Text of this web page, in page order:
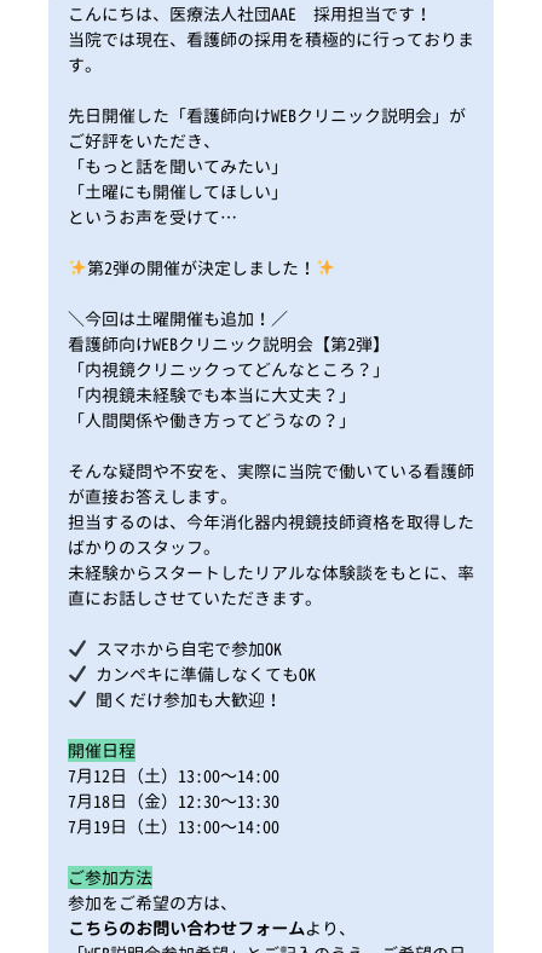
こんにちは、医療法人社団AAE 採用担当です！
当院では現在、看護師の採用を積極的に行っておりま
す。
先日開催した「看護師向けWEBクリニック説明会」が
ご好評をいただき、
「もっと話を聞いてみたい」
「土曜にも開催してほしい」
というお声を受けて…
第2弾の開催が決定しました！
＼今回は土曜開催も追加！／
看護師向けWEBクリニック説明会【第2弾】
「内視鏡クリニックってどんなところ？」
「内視鏡未経験でも本当に大丈夫？」
「人間関係や働き方ってどうなの？」
そんな疑問や不安を、実際に当院で働いている看護師
が直接お答えします。
担当するのは、今年消化器内視鏡技師資格を取得した
ばかりのスタッフ。
未経験からスタートしたリアルな体験談をもとに、率
直にお話しさせていただきます。
スマホから自宅で参加OK
カンペキに準備しなくてもOK
聞くだけ参加も大歓迎！
開催日程
7月12日（土）13:00～14:00
7月18日（金）12:30～13:30
7月19日（土）13:00～14:00
ご参加方法
参加をご希望の方は、
こちらのお問い合わせフォームより、